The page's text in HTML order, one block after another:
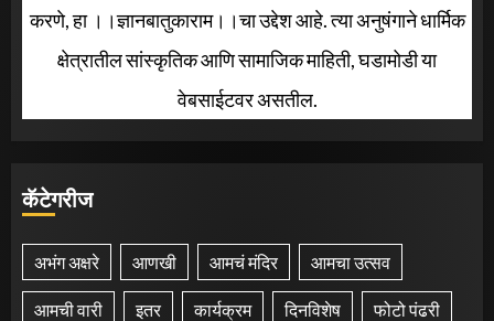
करणे, हा ।।ज्ञानबातुकाराम।।चा उद्देश आहे. त्या अनुषंगाने धार्मिक
क्षेत्रातील सांस्कृतिक आणि सामाजिक माहिती, घडामोडी या
वेबसाईटवर असतील.
कॅटेगरीज
अभंग अक्षरे आणखी आमचं मंदिर आमचा उत्सव
आमची वारी इतर कार्यक्रम दिनविशेष फोटो पंढरी